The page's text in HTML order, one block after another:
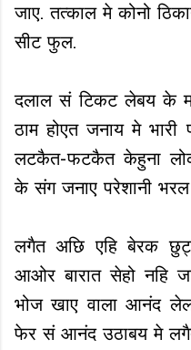
जाए. तत्काल मे कोनो
सीट फुल.
दलाल सं टिकट लेबय के
ठाम होएत जनाय मे
लटकैत-फटकैत केहुना
के संग जनाए परेशानी
लगैत अछि एहि बेरक
आओर बारात सेहो नहि
भोज खाए वाला आनंद
फेर सं आनंद उठाबय मे